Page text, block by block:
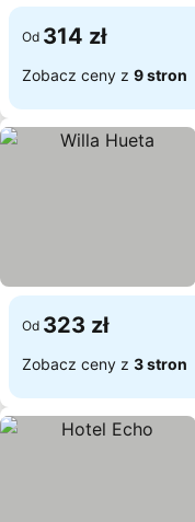
Od 314 zł
Zobacz ceny z 9 stron
Od 323 zł
Zobacz ceny z 3 stron